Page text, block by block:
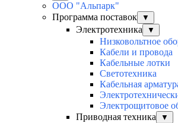
ООО "Альпарк"
Программа поставок
▼
Электротехника ▼
Низковольтное
Кабели и провода
Кабельные лотки
Светотехника
Кабельная
Электрощитовое
Приводная техника
▼